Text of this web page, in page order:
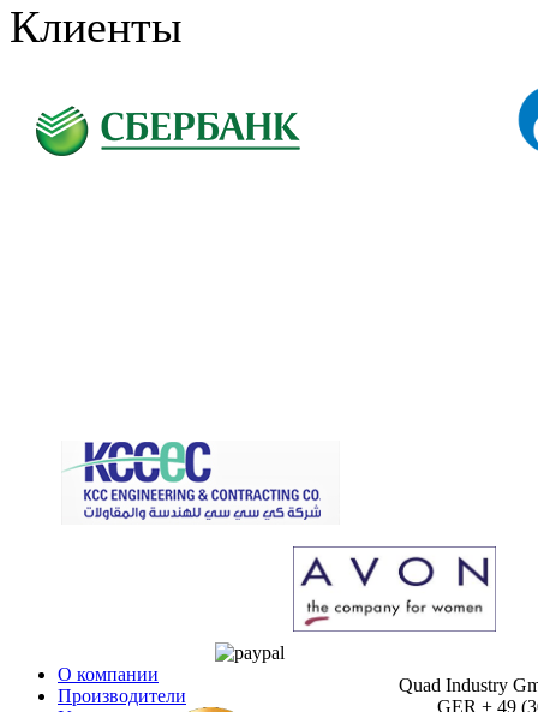
Клиенты
О компании
Производители
Quad Industry
GER + 49